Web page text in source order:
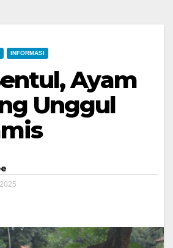
INFORMASI
Ayam
Unggul